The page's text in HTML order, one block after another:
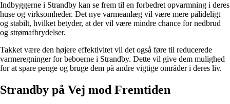
Indbyggerne i Strandby kan se frem til en forbedret opvarmning i deres
huse og virksomheder. Det nye varmeanlæg vil være mere pålideligt
og stabilt, hvilket betyder, at der vil være mindre chance for nedbrud
og strømafbrydelser.
Takket være den højere effektivitet vil det også føre til reducerede
varmeregninger for beboerne i Strandby. Dette vil give dem mulighed
for at spare penge og bruge dem på andre vigtige områder i deres liv.
Strandby på Vej mod Fremtiden